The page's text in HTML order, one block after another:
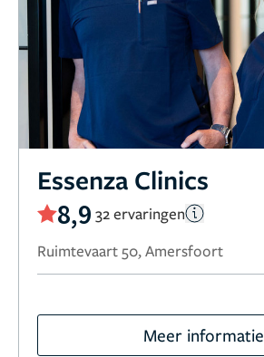
Essenza Clinics
8,9 32 ervaringen
Ruimtevaart 50, Amersfoort
Meer informatie